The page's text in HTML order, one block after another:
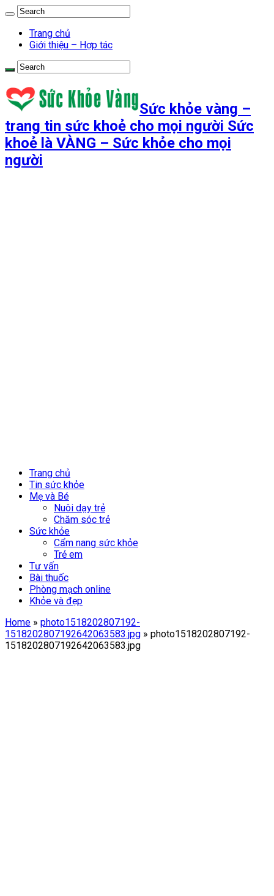
Trang chủ
Giới thiệu – Hợp tác
Sức khỏe vàng –
trang tin sức khoẻ cho mọi người Sức
khoẻ là VÀNG – Sức khỏe cho mọi
người
Trang chủ
Tin sức khỏe
Mẹ và Bé
Nuôi dạy trẻ
Chăm sóc trẻ
Sức khỏe
Cẩm nang sức khỏe
Trẻ em
Tư vấn
Bài thuốc
Phòng mạch online
Khỏe và đẹp
Home » photo1518202807192-
1518202807192642063583.jpg » photo1518202807192-
1518202807192642063583.jpg